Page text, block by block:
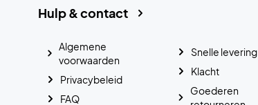
Hulp & contact
Algemene
voorwaarden
Privacybeleid
FAQ
Snelle levering
Klacht
Goederen